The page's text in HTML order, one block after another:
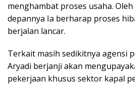
menghambat proses usaha.
depannya Ia berharap proses
berjalan lancar.
Terkait masih sedikitnya agensi
Aryadi berjanji akan
pekerjaan khusus sektor kapal